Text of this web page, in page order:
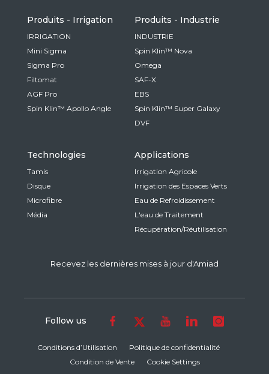
Hebrew
China
Chinese
Produits - Irrigation
IRRIGATION
Mini Sigma
Sigma Pro
Filtomat
AGF Pro
Spin Klin™ Apollo Angle
Produits - Industrie
INDUSTRIE
Spin Klin™ Nova
Omega
SAF-X
EBS
Spin Klin™ Super Galaxy
DVF
Technologies
Tamis
Disque
Microfibre
Média
Applications
Irrigation Agricole
Irrigation des Espaces Verts
Eau de Refroidissement
L'eau de Traitement
Récupération/Réutilisation
Recevez les dernières mises à jour d'Amiad
Conditions d’Utilisation
Politique de confidentialité
Condition de Vente
Cookie Settings
Follow us